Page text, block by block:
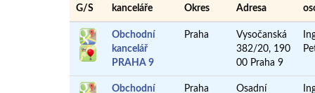
G/S
kanceláře
Okres Adresa
Obchodní
kancelář
PRAHA 9
Praha
Vysočanská
382/20, 190
00 Praha 9
Obchodní
Praha
Osadní